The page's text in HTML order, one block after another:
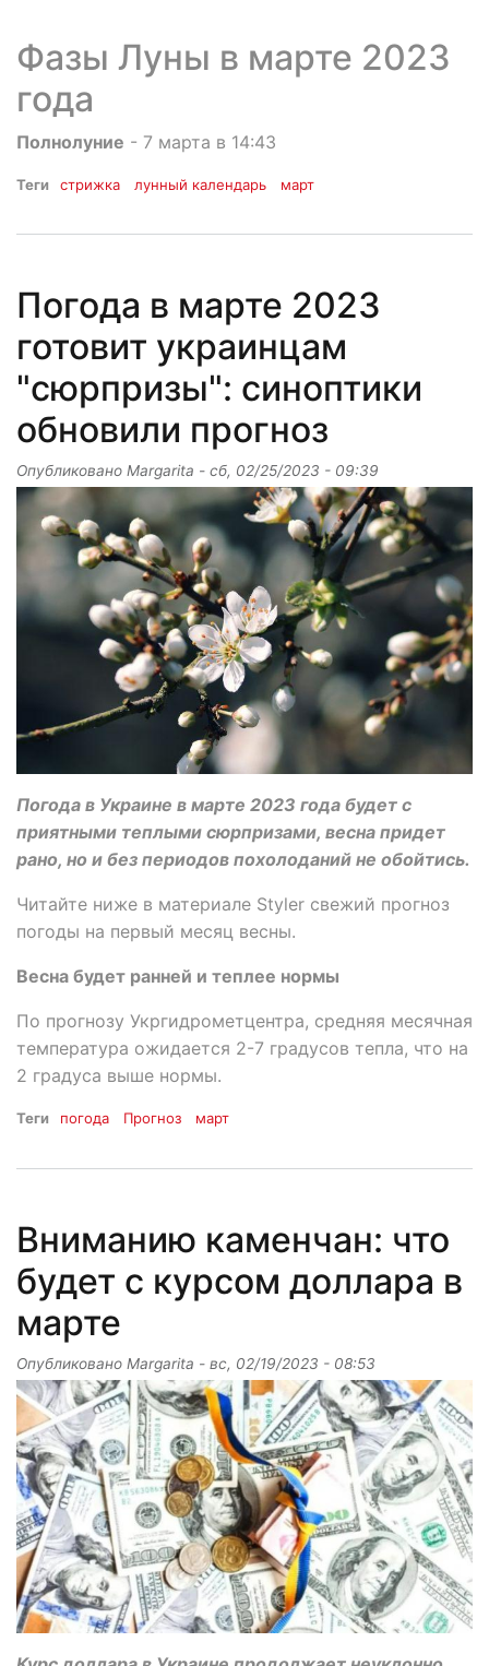
Фазы Луны в марте 2023
года
Полнолуние - 7 марта в 14:43
Теги стрижка лунный календарь март
Погода в марте 2023
готовит украинцам
"сюрпризы": синоптики
обновили прогноз
Опубликовано Margarita - сб, 02/25/2023 - 09:39
Погода в Украине в марте 2023 года будет с
приятными теплыми сюрпризами, весна придет
рано, но и без периодов похолоданий не обойтись.
Читайте ниже в материале Styler свежий прогноз
погоды на первый месяц весны.
Весна будет ранней и теплее нормы
По прогнозу Укргидрометцентра, средняя месячная
температура ожидается 2-7 градусов тепла, что на
2 градуса выше нормы.
Теги погода Прогноз март
Вниманию каменчан: что
будет с курсом доллара в
марте
Опубликовано Margarita - вс, 02/19/2023 - 08:53